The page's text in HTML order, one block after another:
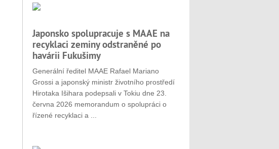
Japonsko spolupracuje s MAAE na
recyklaci zeminy odstraněné po
havárii Fukušimy
Generální ředitel MAAE Rafael Mariano
Grossi a japonský ministr životního prostředí
Hirotaka Išihara podepsali v Tokiu dne 23.
června 2026 memorandum o spolupráci o
řízené recyklaci a ...